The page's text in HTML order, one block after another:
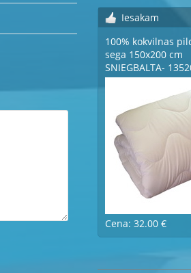
Iesakam
100% kokvilnas
sega 150x200 cm
SNIEGBALTA-
Cena: 32.00 €